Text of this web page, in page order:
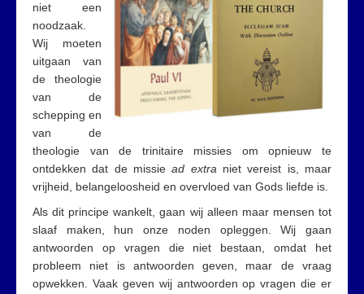
niet een
noodzaak.
Wij moeten
uitgaan van
de theologie
van de
schepping en
van de
theologie van de trinitaire missies om opnieuw te
ontdekken dat de missie ad extraniet vereist is, maar
vrijheid, belangeloosheid en overvloed van Gods liefde is.
Als dit principe wankelt, gaan wij alleen maar mensen tot
slaaf maken, hun onze noden opleggen. Wij gaan
antwoorden op vragen die niet bestaan, omdat het
probleem niet is antwoorden geven, maar de vraag
opwekken. Vaak geven wij antwoorden op vragen die er